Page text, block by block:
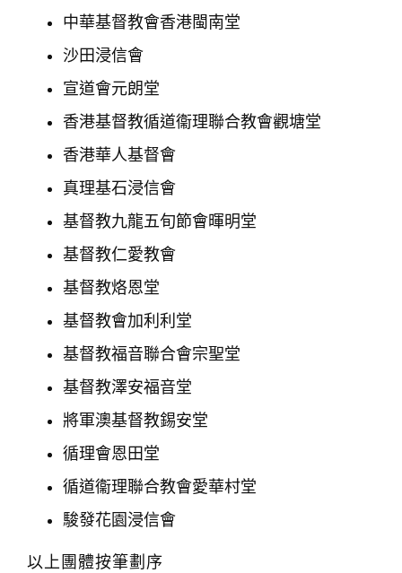
中華基督教會香港閩南堂
沙田浸信會
宣道會元朗堂
香港基督教循道衞理聯合教會觀塘堂
香港華人基督會
真理基石浸信會
基督教九龍五旬節會暉明堂
基督教仁愛教會
基督教烙恩堂
基督教會加利利堂
基督教福音聯合會宗聖堂
基督教澤安福音堂
將軍澳基督教錫安堂
循理會恩田堂
循道衞理聯合教會愛華村堂
駿發花園浸信會
以上團體按筆劃序